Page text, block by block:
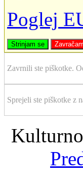
Poglej
Strinjam se Zavračam
Zavrnili ste piškotke.
Sprejeli ste piškotke z